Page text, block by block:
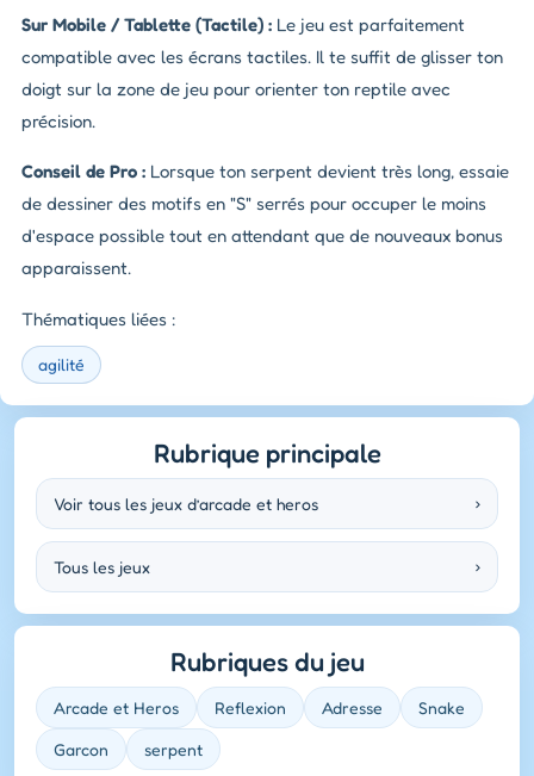
Sur Mobile / Tablette (Tactile) : Le jeu est parfaitement
compatible avec les écrans tactiles. Il te suffit de glisser ton
doigt sur la zone de jeu pour orienter ton reptile avec
précision.
Conseil de Pro : Lorsque ton serpent devient très long, essaie
de dessiner des motifs en "S" serrés pour occuper le moins
d'espace possible tout en attendant que de nouveaux bonus
apparaissent.
Thématiques liées :
agilité
Rubrique principale
Voir tous les jeux d’arcade et heros ›
Tous les jeux ›
Rubriques du jeu
Arcade et Heros Reflexion Adresse Snake
Garcon serpent